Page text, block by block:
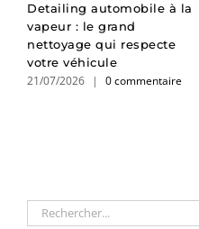
Detailing automobile à la
vapeur : le grand
nettoyage qui respecte
votre véhicule
21/07/2026 | 0 commentaire
Rechercher: